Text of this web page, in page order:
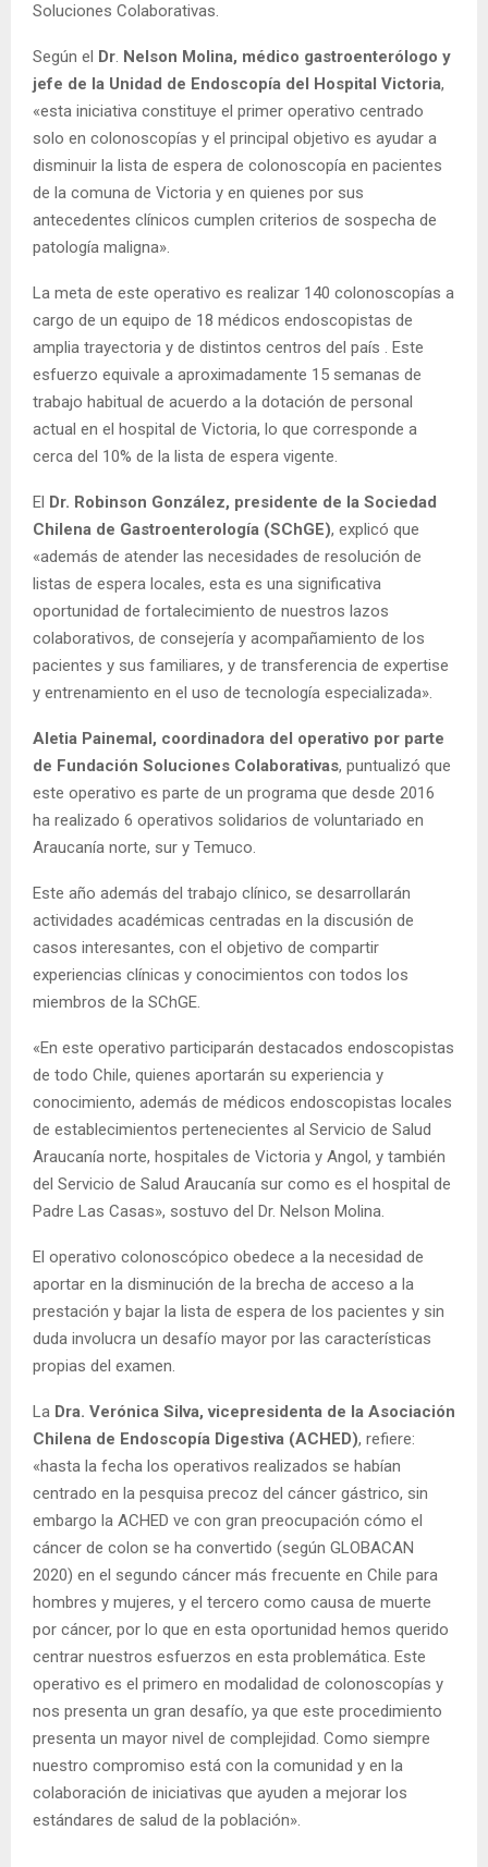
Soluciones Colaborativas.
Según el Dr. Nelson Molina, médico gastroenterólogo y
jefe de la Unidad de Endoscopía del Hospital Victoria,
«esta iniciativa constituye el primer operativo centrado
solo en colonoscopías y el principal objetivo es ayudar a
disminuir la lista de espera de colonoscopía en pacientes
de la comuna de Victoria y en quienes por sus
antecedentes clínicos cumplen criterios de sospecha de
patología maligna».
La meta de este operativo es realizar 140 colonoscopías a
cargo de un equipo de 18 médicos endoscopistas de
amplia trayectoria y de distintos centros del país . Este
esfuerzo equivale a aproximadamente 15 semanas de
trabajo habitual de acuerdo a la dotación de personal
actual en el hospital de Victoria, lo que corresponde a
cerca del 10% de la lista de espera vigente.
El Dr. Robinson González, presidente de la Sociedad
Chilena de Gastroenterología (SChGE), explicó que
«además de atender las necesidades de resolución de
listas de espera locales, esta es una significativa
oportunidad de fortalecimiento de nuestros lazos
colaborativos, de consejería y acompañamiento de los
pacientes y sus familiares, y de transferencia de expertise
y entrenamiento en el uso de tecnología especializada».
Aletia Painemal, coordinadora del operativo por parte
de Fundación Soluciones Colaborativas, puntualizó que
este operativo es parte de un programa que desde 2016
ha realizado 6 operativos solidarios de voluntariado en
Araucanía norte, sur y Temuco.
Este año además del trabajo clínico, se desarrollarán
actividades académicas centradas en la discusión de
casos interesantes, con el objetivo de compartir
experiencias clínicas y conocimientos con todos los
miembros de la SChGE.
«En este operativo participarán destacados endoscopistas
de todo Chile, quienes aportarán su experiencia y
conocimiento, además de médicos endoscopistas locales
de establecimientos pertenecientes al Servicio de Salud
Araucanía norte, hospitales de Victoria y Angol, y también
del Servicio de Salud Araucanía sur como es el hospital de
Padre Las Casas», sostuvo del Dr. Nelson Molina.
El operativo colonoscópico obedece a la necesidad de
aportar en la disminución de la brecha de acceso a la
prestación y bajar la lista de espera de los pacientes y sin
duda involucra un desafío mayor por las características
propias del examen.
La Dra. Verónica Silva, vicepresidenta de la Asociación
Chilena de Endoscopía Digestiva (ACHED), refiere:
«hasta la fecha los operativos realizados se habían
centrado en la pesquisa precoz del cáncer gástrico, sin
embargo la ACHED ve con gran preocupación cómo el
cáncer de colon se ha convertido (según GLOBACAN
2020) en el segundo cáncer más frecuente en Chile para
hombres y mujeres, y el tercero como causa de muerte
por cáncer, por lo que en esta oportunidad hemos querido
centrar nuestros esfuerzos en esta problemática. Este
operativo es el primero en modalidad de colonoscopías y
nos presenta un gran desafío, ya que este procedimiento
presenta un mayor nivel de complejidad. Como siempre
nuestro compromiso está con la comunidad y en la
colaboración de iniciativas que ayuden a mejorar los
estándares de salud de la población».